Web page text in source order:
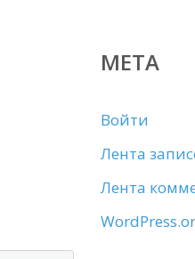
МЕТА
Войти
Лента
Лента